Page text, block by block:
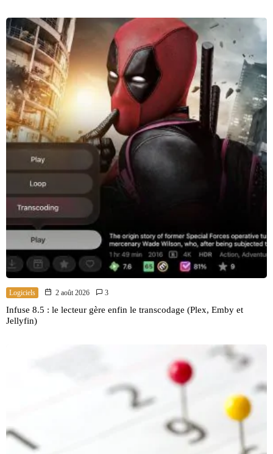
Logiciels 2 août 2026 3
Infuse 8.5 : le lecteur gère enfin le transcodage (Plex, Emby et
Jellyfin)